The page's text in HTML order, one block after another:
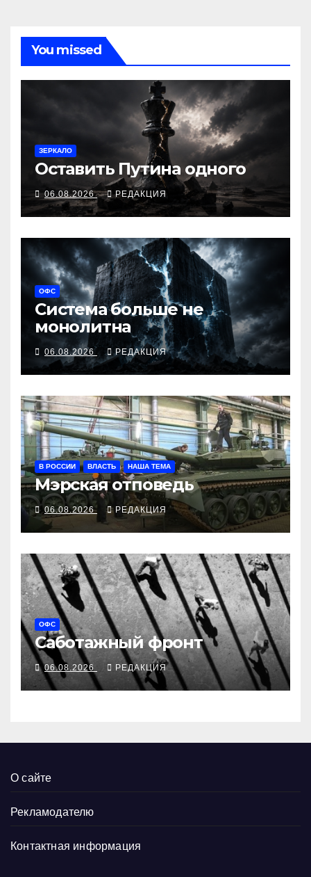
You missed
ЗЕРКАЛО
Оставить Путина одного
06.08.2026 РЕДАКЦИЯ
ОФС
Система больше не
монолитна
06.08.2026 РЕДАКЦИЯ
В РОССИИ ВЛАСТЬ НАША ТЕМА
Мэрская отповедь
06.08.2026 РЕДАКЦИЯ
ОФС
Саботажный фронт
06.08.2026 РЕДАКЦИЯ
О сайте
Рекламодателю
Контактная информация